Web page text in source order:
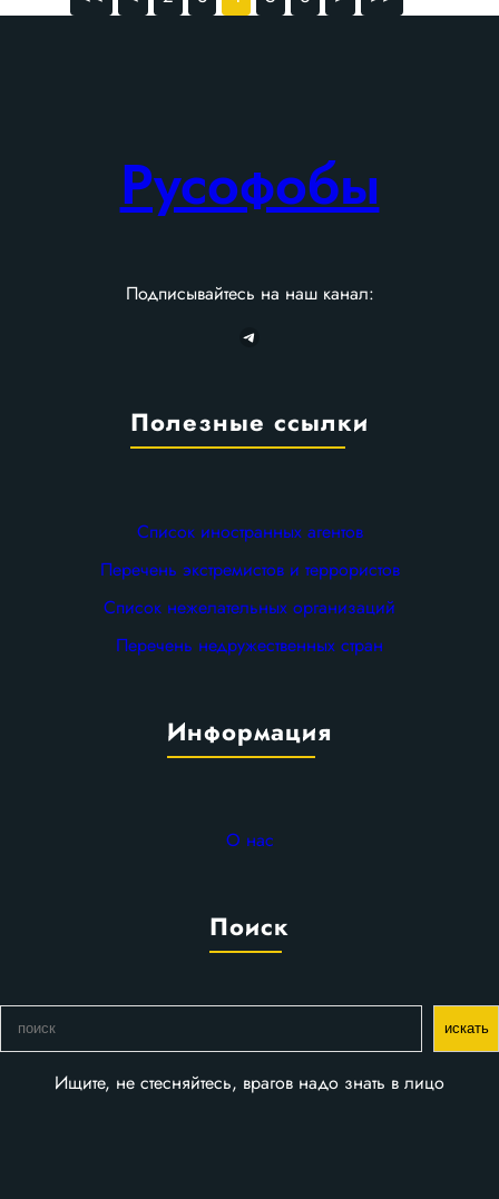
Русофобы
Подписывайтесь на наш канал:
Telegram
Полезные ссылки
Список иностранных агентов
Перечень экстремистов и террористов
Список нежелательных организаций
Перечень недружественных стран
Информация
О нас
Поиск
с
искать
Ищите, не стесняйтесь, врагов надо знать в лицо